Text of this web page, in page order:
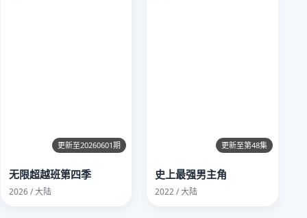
更新至20260601期
无限超越班第四季
2026 / 大陆
更新至第48集
史上最强男主角
2022 / 大陆